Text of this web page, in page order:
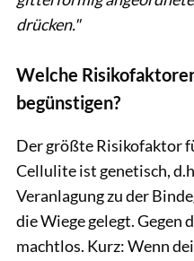
drücken."
Welche
begünstigen?
Der größte Risikofaktor
Cellulite ist genetisch,
Veranlagung zu der
die Wiege gelegt. Gegen
machtlos. Kurz: Wenn